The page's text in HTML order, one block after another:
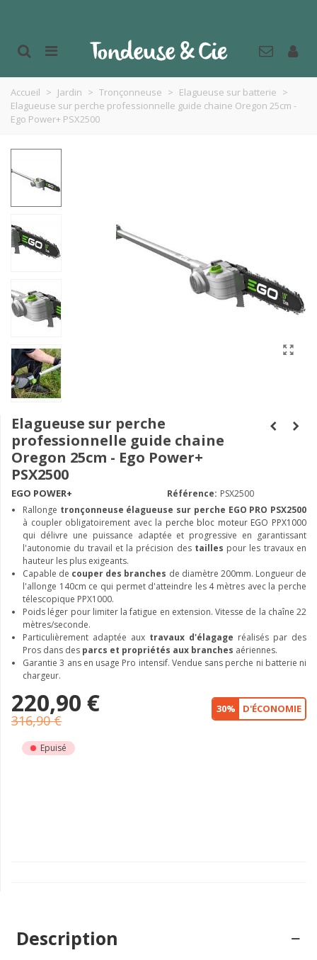
Accueil > Jardin > Tronçonneuse > Elagueuse sur batterie >
Elagueuse sur perche professionnelle guide chaine Oregon 25cm -
Ego Power+ PSX2500
Elagueuse sur perche
professionnelle guide chaine
Oregon 25cm - Ego Power+
PSX2500
EGO POWER+ Référence: PSX2500
Rallonge tronçonneuse élagueuse sur perche EGO PRO PSX2500
à coupler obligatoirement avec la perche bloc moteur EGO PPX1000
qui délivre une puissance adaptée et progressive en garantissant
l'autonomie du travail et la précision des tailles pour les travaux en
hauteur les plus exigeants.
Capable de couper des branches de diamètre 200mm. Longueur de
l'allonge 140cm ce qui permet d'atteindre les 4 mètres avec la perche
télescopique PPX1000.
Poids léger pour limiter la fatigue en extension. Vitesse de la chaîne 22
mètres/seconde.
Particulièrement adaptée aux travaux d'élagage réalisés par des
Pros dans des parcs et propriétés aux branches aériennes.
Garantie 3 ans en usage Pro intensif. Vendue sans perche ni batterie ni
chargeur.
220,90 €
316,90 €
30% D'ÉCONOMIE
Epuisé
Description